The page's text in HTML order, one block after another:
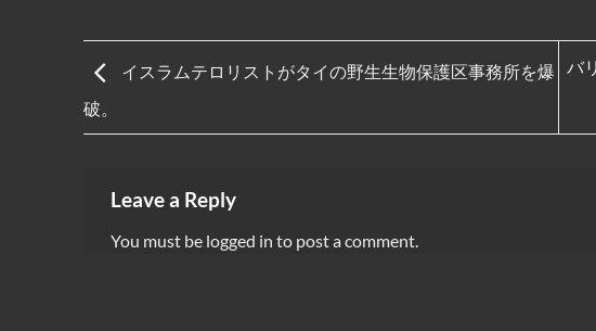
イスラムテロリストがタイの野生生物保護区事務所を爆
破。
バ
Leave a Reply
You must be logged in to post a comment.